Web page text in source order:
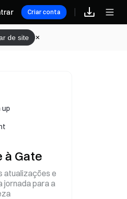
Criar conta
de site
à Gate
atualizações e
jornada para a